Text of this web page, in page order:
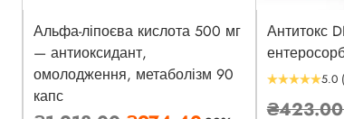
Альфа-ліпоєва кислота 500 мг
— антиоксидант,
омолодження, метаболізм 90
капс
Антитокс
5.0